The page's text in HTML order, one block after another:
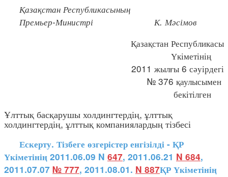
Қазақстан Республикасының
Премьер-Министрі К. Мәсімов
Қазақстан Республикасы
Үкіметінің
2011 жылғы 6 сәуірдегі
№ 376 қаулысымен
бекітілген
Ұлттық басқарушы холдингтердің, ұлттық
холдингтердің, ұлттық компаниялардың тізбесі
Ескерту. Тізбеге өзгерістер енгізілді - ҚР
Үкіметінің 2011.06.09 N 647, 2011.06.21 N 684,
2011.07.07 № 777, 2011.08.01. N 887ҚР Үкіметінің